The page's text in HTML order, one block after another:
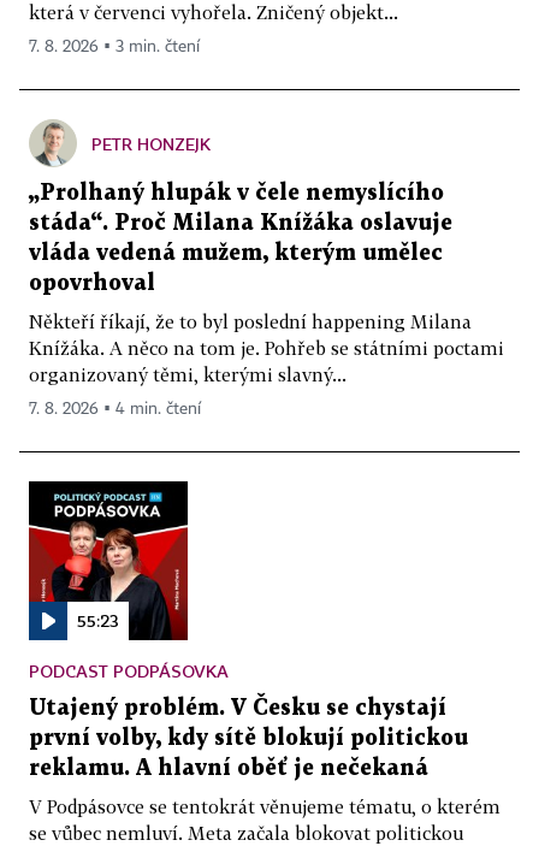
která v červenci vyhořela. Zničený objekt...
7. 8. 2026 ▪ 3 min. čtení
PETR HONZEJK
„Prolhaný hlupák v čele nemyslícího
stáda“. Proč Milana Knížáka oslavuje
vláda vedená mužem, kterým umělec
opovrhoval
Někteří říkají, že to byl poslední happening Milana
Knížáka. A něco na tom je. Pohřeb se státními poctami
organizovaný těmi, kterými slavný...
7. 8. 2026 ▪ 4 min. čtení
55:23
PODCAST PODPÁSOVKA
Utajený problém. V Česku se chystají
první volby, kdy sítě blokují politickou
reklamu. A hlavní oběť je nečekaná
V Podpásovce se tentokrát věnujeme tématu, o kterém
se vůbec nemluví. Meta začala blokovat politickou